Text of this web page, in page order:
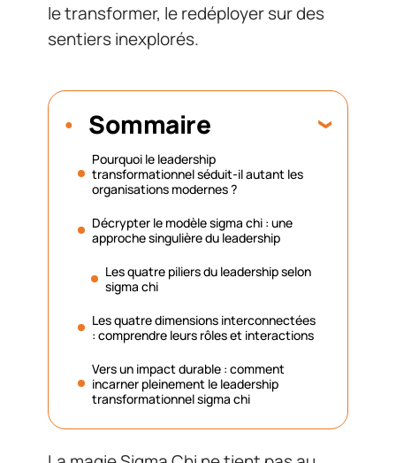
le transformer, le redéployer sur des
sentiers inexplorés.
Sommaire
Pourquoi le leadership
transformationnel séduit-il autant les
organisations modernes ?
Décrypter le modèle sigma chi : une
approche singulière du leadership
Les quatre piliers du leadership selon
sigma chi
Les quatre dimensions interconnectées
: comprendre leurs rôles et interactions
Vers un impact durable : comment
incarner pleinement le leadership
transformationnel sigma chi